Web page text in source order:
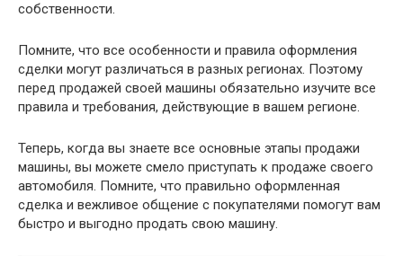
собственности.
Помните, что все особенности и правила оформления
сделки могут различаться в разных регионах. Поэтому
перед продажей своей машины обязательно изучите все
правила и требования, действующие в вашем регионе.
Теперь, когда вы знаете все основные этапы продажи
машины, вы можете смело приступать к продаже своего
автомобиля. Помните, что правильно оформленная
сделка и вежливое общение с покупателями помогут вам
быстро и выгодно продать свою машину.